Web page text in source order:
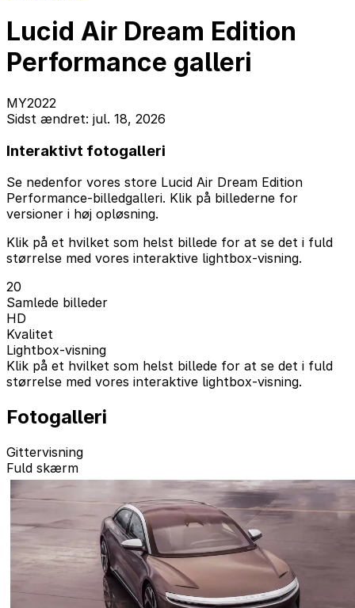
Lucid Air Dream Edition
Performance galleri
MY2022
Sidst ændret: jul. 18, 2026
Interaktivt fotogalleri
Se nedenfor vores store Lucid Air Dream Edition
Performance-billedgalleri. Klik på billederne for
versioner i høj opløsning.
Klik på et hvilket som helst billede for at se det i fuld
størrelse med vores interaktive lightbox-visning.
20
Samlede billeder
HD
Kvalitet
Lightbox-visning
Klik på et hvilket som helst billede for at se det i fuld
størrelse med vores interaktive lightbox-visning.
Fotogalleri
Gittervisning
Fuld skærm